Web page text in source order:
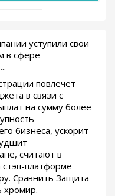
уступили свои
в сфере
повлечет
в связи с
на сумму более
бизнеса, ускорит
считают в
стэп-платформе
Сравнить Защита
хромир.